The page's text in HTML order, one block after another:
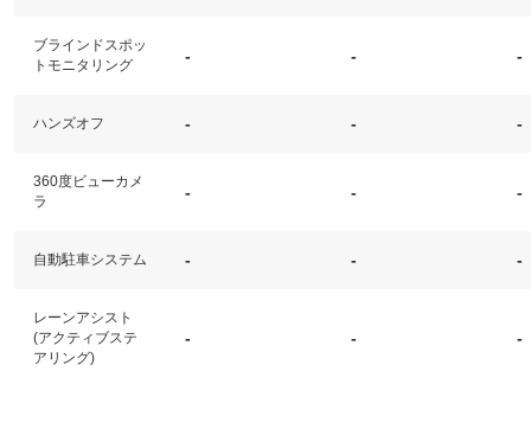
ブラインドスポッ
トモニタリング
- - -
ハンズオフ - - -
360度ビューカメ
ラ
- - -
自動駐車システム - - -
レーンアシスト
(アクティブステ
アリング)
- - -